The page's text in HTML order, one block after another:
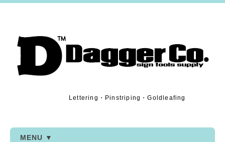
Lettering・Pinstriping・Goldleafing
MENU ▼